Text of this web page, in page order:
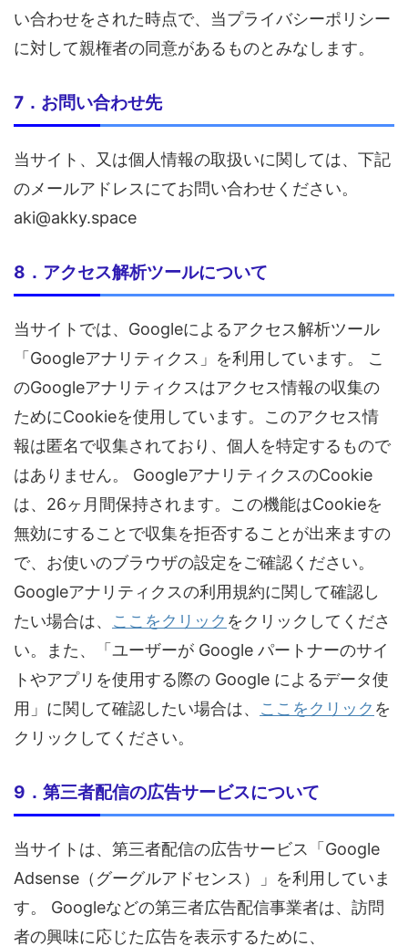
い合わせをされた時点で、当プライバシーポリシー
に対して親権者の同意があるものとみなします。
7．お問い合わせ先
当サイト、又は個人情報の取扱いに関しては、下記
のメールアドレスにてお問い合わせください。
aki@akky.space
8．アクセス解析ツールについて
当サイトでは、Googleによるアクセス解析ツール
「Googleアナリティクス」を利用しています。 こ
のGoogleアナリティクスはアクセス情報の収集の
ためにCookieを使用しています。このアクセス情
報は匿名で収集されており、個人を特定するもので
はありません。 GoogleアナリティクスのCookie
は、26ヶ月間保持されます。この機能はCookieを
無効にすることで収集を拒否することが出来ますの
で、お使いのブラウザの設定をご確認ください。
Googleアナリティクスの利用規約に関して確認し
たい場合は、 ここをクリック をクリックしてくださ
い。また、「ユーザーが Google パートナーのサイ
トやアプリを使用する際の Google によるデータ使
用」に関して確認したい場合は、 ここをクリック を
クリックしてください。
9．第三者配信の広告サービスについて
当サイトは、第三者配信の広告サービス「Google
Adsense（グーグルアドセンス）」を利用していま
す。 Googleなどの第三者広告配信事業者は、訪問
者の興味に応じた広告を表示するために、